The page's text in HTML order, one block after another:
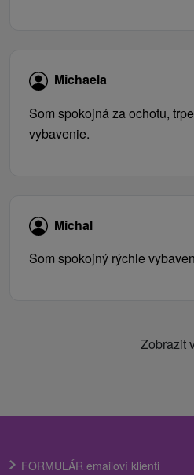
Michaela
Som spokojná za ochotu,
vybavenie.
Michal
Som spokojný rýchle
Zobrazit
FORMULÁR emailoví klienti